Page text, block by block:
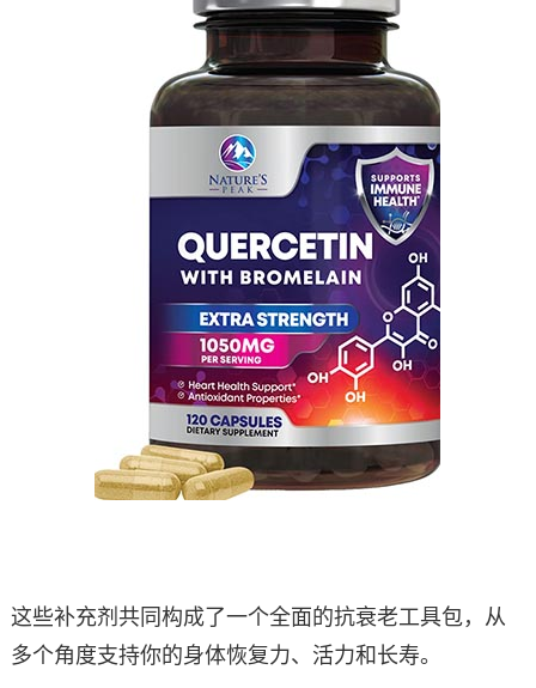
这些补充剂共同构成了一个全面的抗衰老工具包，从
多个角度支持你的身体恢复力、活力和长寿。